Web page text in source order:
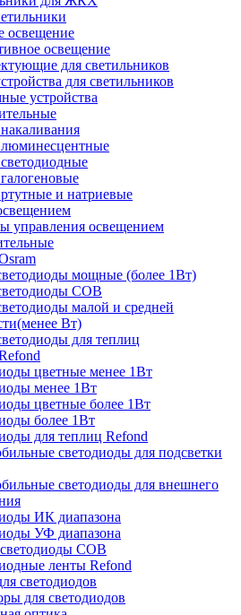
освещение
освещение
для светильников
для светильников
устройства
и натриевые
управления освещением
мощные (более 1Вт)
COB
малой и средней
Вт)
для теплиц
цветные менее 1Вт
менее 1Вт
цветные более 1Вт
более 1Вт
для теплиц Refond
светодиоды для подсветки
светодиоды для внешнего
ИК диапазона
УФ диапазона
COB
ленты Refond
светодиодов
для светодиодов